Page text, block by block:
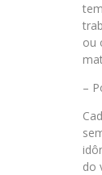
ou
–
do